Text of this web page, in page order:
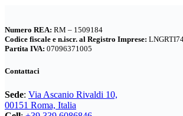
del
prodotto
varianti.
Le
opzioni
nella
pagina
Numero REA: RM – 1509184
Codice fiscale e n.iscr. al Registro Imprese:
Partita IVA: 07096371005
Contattaci
Sede: Via Ascanio Rivaldi 10,
00151 Roma, Italia